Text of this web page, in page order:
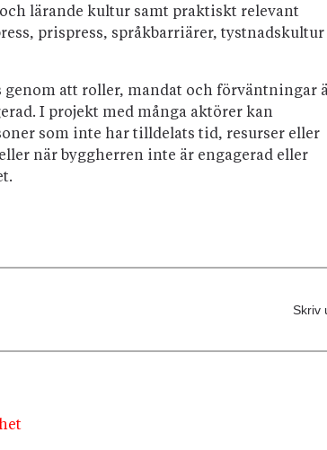
lärande kultur samt praktiskt relevant
prispress, språkbarriärer, tystnadskultur
genom att roller, mandat och förväntningar
I projekt med många aktörer kan
som inte har tilldelats tid, resurser eller
när byggherren inte är engagerad eller
Skriv